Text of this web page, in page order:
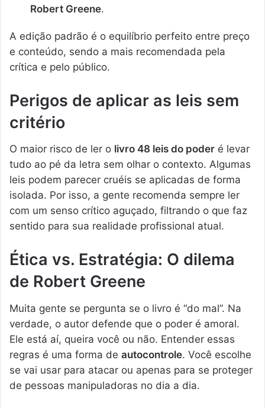
Robert Greene.
A edição padrão é o equilíbrio perfeito entre preço
e conteúdo, sendo a mais recomendada pela
crítica e pelo público.
Perigos de aplicar as leis sem
critério
O maior risco de ler o livro 48 leis do poder é levar
tudo ao pé da letra sem olhar o contexto. Algumas
leis podem parecer cruéis se aplicadas de forma
isolada. Por isso, a gente recomenda sempre ler
com um senso crítico aguçado, filtrando o que faz
sentido para sua realidade profissional atual.
Ética vs. Estratégia: O dilema
de Robert Greene
Muita gente se pergunta se o livro é “do mal”. Na
verdade, o autor defende que o poder é amoral.
Ele está aí, queira você ou não. Entender essas
regras é uma forma de autocontrole. Você escolhe
se vai usar para atacar ou apenas para se proteger
de pessoas manipuladoras no dia a dia.